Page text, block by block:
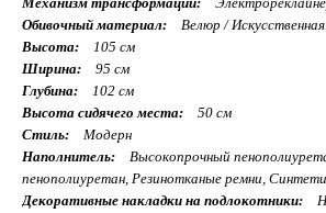
Обивочный материал:
Велюр /
Высота:
105 см
Ширина:
95 см
Глубина:
102 см
Высота сидячего места:
50 см
Стиль:
Модерн
Наполнитель:
Высокопрочный
пенополиуретан, Резинотканые ремни,
Декоративные накладки на подлокотники: